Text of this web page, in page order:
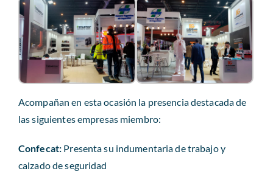
Acompañan en esta ocasión la presencia destacada de
las siguientes empresas miembro:
Confecat: Presenta su indumentaria de trabajo y
calzado de seguridad